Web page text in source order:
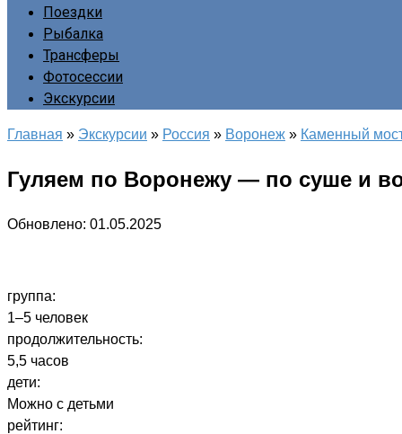
Поездки
Рыбалка
Трансферы
Фотосессии
Экскурсии
Главная » Экскурсии » Россия » Воронеж » Каменный
Гуляем по Воронежу — по суше и
Обновлено: 01.05.2025
группа:
1–5 человек
продолжительность:
5,5 часов
дети:
Можно с детьми
рейтинг: